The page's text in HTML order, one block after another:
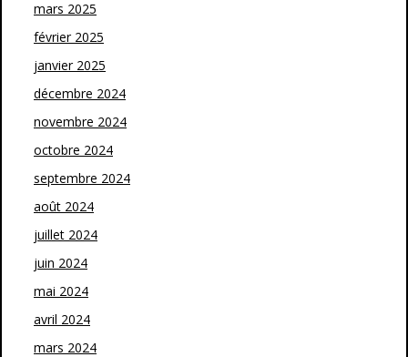
mars 2025
février 2025
janvier 2025
décembre 2024
novembre 2024
octobre 2024
septembre 2024
août 2024
juillet 2024
juin 2024
mai 2024
avril 2024
mars 2024